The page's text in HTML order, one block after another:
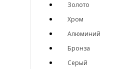
Золото
Хром
Алюминий
Бронза
Серый